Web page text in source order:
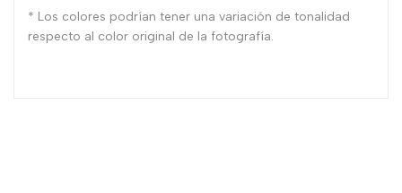
* Los colores podrían tener una variación de tonalidad
respecto al color original de la fotografía.